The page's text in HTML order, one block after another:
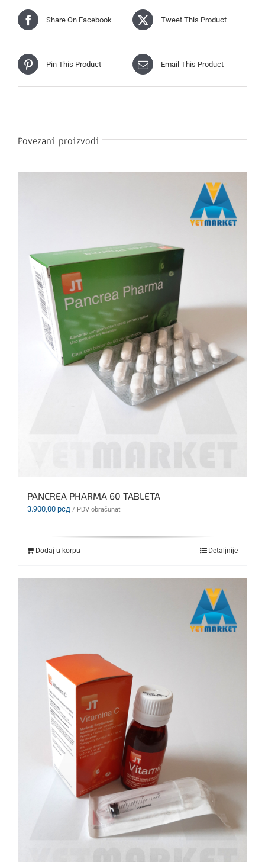
Share On Facebook Tweet This Product
Pin This Product Email This Product
Povezani proizvodi
PANCREA PHARMA 60 TABLETA
3.900,00 рсд / PDV obračunat
Dodaj u korpu Detaljnije